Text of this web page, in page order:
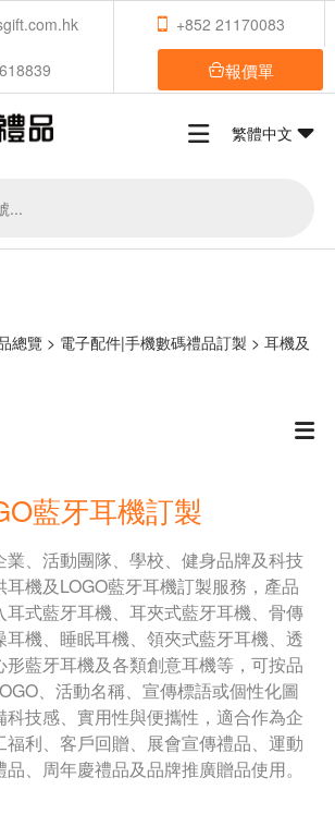
+852 21170083
報價單
繁體中文
總覽 > 電子配件|手機數碼禮品訂製 > 耳機及
藍牙耳機訂製
業、活動團隊、學校、健身品牌及科技
機及LOGO藍牙耳機訂製服務，產品
耳式藍牙耳機、耳夾式藍牙耳機、骨傳
機、睡眠耳機、領夾式藍牙耳機、透
形藍牙耳機及各類創意耳機等，可按品
、活動名稱、宣傳標語或個性化圖
技感、實用性與便攜性，適合作為企
利、客戶回贈、展會宣傳禮品、運動
、周年慶禮品及品牌推廣贈品使用。